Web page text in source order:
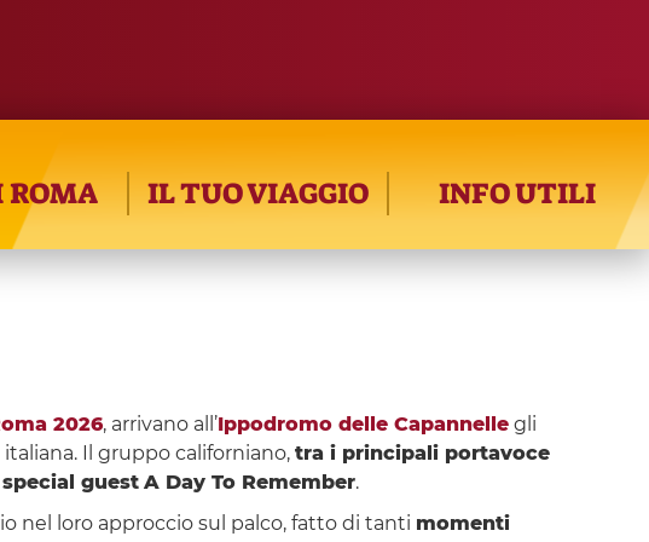
ROMA IL TUO VIAGGIO INFO UTILI
2026, arrivano all’Ippodromo delle Capannellegli
Il gruppo californiano, tra i principali portavoce
special guest A Day To Remember.
nel loro approccio sul palco, fatto di tanti momenti